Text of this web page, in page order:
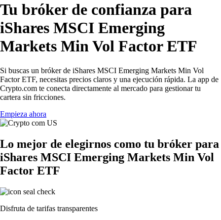
Tu bróker de confianza para
iShares MSCI Emerging
Markets Min Vol Factor ETF
Si buscas un bróker de iShares MSCI Emerging Markets Min Vol
Factor ETF, necesitas precios claros y una ejecución rápida. La app de
Crypto.com te conecta directamente al mercado para gestionar tu
cartera sin fricciones.
Empieza ahora
Lo mejor de elegirnos como tu bróker para
iShares MSCI Emerging Markets Min Vol
Factor ETF
Disfruta de tarifas transparentes